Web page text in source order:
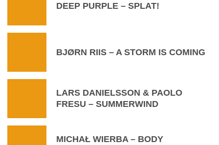
DEEP PURPLE – SPLAT!
BJØRN RIIS – A STORM IS COMING
LARS DANIELSSON & PAOLO
FRESU – SUMMERWIND
MICHAŁ WIERBA – BODY